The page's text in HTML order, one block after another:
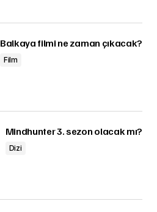
Balkaya filmi ne zaman çıkacak?
Film
Mindhunter 3. sezon olacak mı?
Dizi